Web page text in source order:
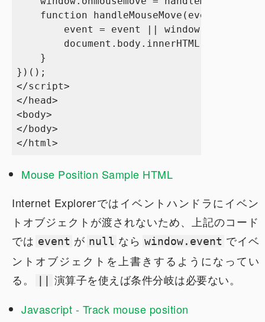
    function handleMouseMove(event) {
event = event || window.event; //
document.body.innerHTML =
    }
})();
</script>
</head>
<body>
</body>
Mouse Position Sample HTML
Internet Explorerではイベントハンドラにイベン
トオブジェクトが渡されないため、上記のコード
では event が null なら window.event でイベ
ントオブジェクトを上書きするようになってい
る。
演算子を使えば条件分岐は必要ない。
Javascript - Track mouse position